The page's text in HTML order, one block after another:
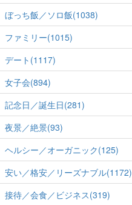
ぼっち飯／ソロ飯(1038)
ファミリー(1015)
デート(1117)
女子会(894)
記念日／誕生日(281)
夜景／絶景(93)
ヘルシー／オーガニック(125)
安い／格安／リーズナブル(1172)
接待／会食／ビジネス(319)